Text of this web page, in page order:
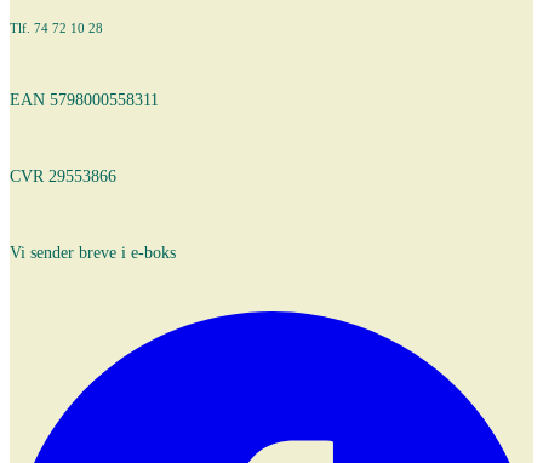
Tlf. 74 72 10 28
EAN 5798000558311
CVR 29553866
Vi sender breve i e-boks